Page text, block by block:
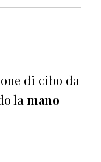
di cibo da
lamano